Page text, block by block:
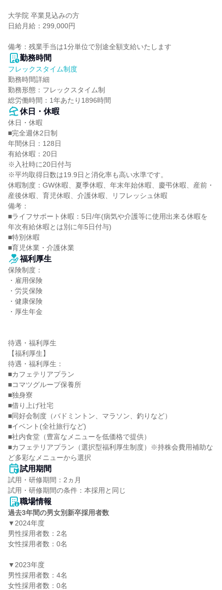
大学院 卒業見込みの方
日給月給：299,000円
備考：残業手当は1分単位で別途全額支給いたします
勤務時間
フレックスタイム制度
勤務時間詳細
勤務形態：フレックスタイム制
総労働時間：1年あたり1896時間
休日・休暇
休日・休暇
■完全週休2日制
年間休日：128日
有給休暇：20日
※入社時に20日付与
※平均取得日数は19.9日と消化率も高い水準です。
休暇制度：GW休暇、夏季休暇、年末年始休暇、慶弔休暇、産前・
産後休暇、育児休暇、介護休暇、リフレッシュ休暇
備考：
■ライフサポート休暇：5日/年(病気や介護等に使用出来る休暇を
年次有給休暇とは別に年5日付与)
■特別休暇
■育児休業・介護休業
福利厚生
保険制度：
・雇用保険
・労災保険
・健康保険
・厚生年金
待遇・福利厚生
【福利厚生】
待遇・福利厚生：
■カフェテリアプラン
■コマツグループ保養所
■独身寮
■借り上げ社宅
■同好会制度（バドミントン、マラソン、釣りなど）
■イベント(全社旅行など)
■社内食堂（豊富なメニューを低価格で提供）
■カフェテリアプラン（選択型福利厚生制度）※持株会費用補助な
ど多彩なメニューから選択
試用期間
試用・研修期間：2ヵ月
職場情報
過去3年間の男女別新卒採用者数
▼2024年度
男性採用者数：2名
女性採用者数：0名
▼2023年度
男性採用者数：4名
女性採用者数：0名